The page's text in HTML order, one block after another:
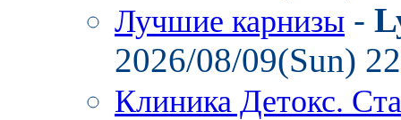
Лучшие карнизы -
2026/08/09(Sun)
Клиника Детокс.